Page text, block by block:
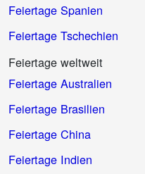
Feiertage Spanien
Feiertage Tschechien
Feiertage weltweit
Feiertage Australien
Feiertage Brasilien
Feiertage China
Feiertage Indien